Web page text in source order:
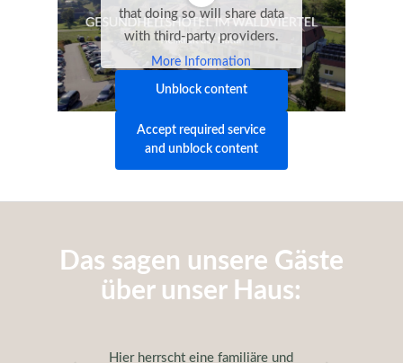
that doing so will share data
with third-party providers.
More Information
Unblock content
Accept required service
and unblock content
Das sagen unsere Gäste
über unser Haus:
Hier herrscht eine familiäre und